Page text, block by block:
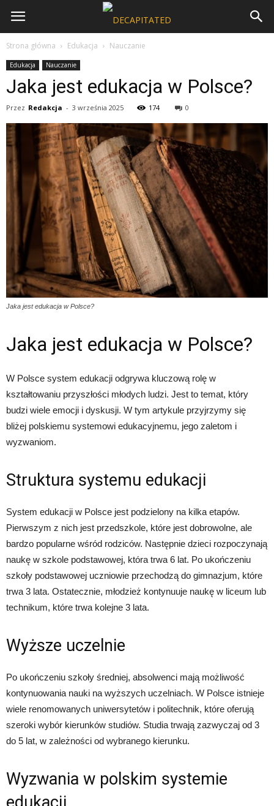
Strona główna Edukacja Nauczanie
Edukacja Nauczanie
Jaka jest edukacja w Polsce?
Przez Redakcja - 3 września 2025 174 0
Jaka jest edukacja w Polsce?
Jaka jest edukacja w Polsce?
W Polsce system edukacji odgrywa kluczową rolę w
kształtowaniu przyszłości młodych ludzi. Jest to temat, który
budzi wiele emocji i dyskusji. W tym artykule przyjrzymy się
bliżej polskiemu systemowi edukacyjnemu, jego zaletom i
wyzwaniom.
Struktura systemu edukacji
System edukacji w Polsce jest podzielony na kilka etapów.
Pierwszym z nich jest przedszkole, które jest dobrowolne, ale
bardzo popularne wśród rodziców. Następnie dzieci rozpoczynają
naukę w szkole podstawowej, która trwa 6 lat. Po ukończeniu
szkoły podstawowej uczniowie przechodzą do gimnazjum, które
trwa 3 lata. Ostatecznie, młodzież kontynuuje naukę w liceum lub
technikum, które trwa kolejne 3 lata.
Wyższe uczelnie
Po ukończeniu szkoły średniej, absolwenci mają możliwość
kontynuowania nauki na wyższych uczelniach. W Polsce istnieje
wiele renomowanych uniwersytetów i politechnik, które oferują
szeroki wybór kierunków studiów. Studia trwają zazwyczaj od 3
do 5 lat, w zależności od wybranego kierunku.
Wyzwania w polskim systemie